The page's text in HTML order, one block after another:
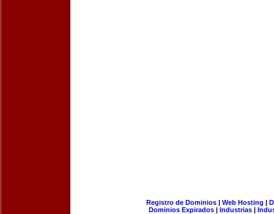
Registro de Dominios| Web Hosting |
Dominios Expirados | Industrias |